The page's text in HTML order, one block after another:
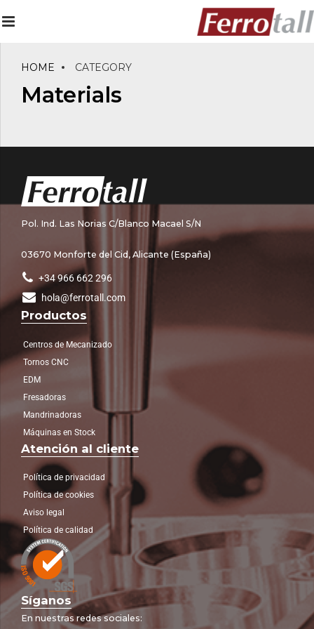
HOME CATEGORY
Materials
Pol. Ind. Las Norias C/Blanco Macael S/N
03670 Monforte del Cid, Alicante (España)
+34 966 662 296
hola@ferrotall.com
Productos
Centros de Mecanizado
Tornos CNC
EDM
Fresadoras
Mandrinadoras
Máquinas en Stock
Atención al cliente
Política de privacidad
Política de cookies
Aviso legal
Política de calidad
Síganos
En nuestras redes sociales: